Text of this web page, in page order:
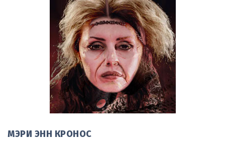
МЭРИ ЭНН КРОНОС